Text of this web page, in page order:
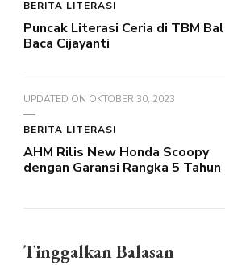
BERITA LITERASI
Puncak Literasi Ceria di TBM
Baca Cijayanti
UPDATED ON OKTOBER 30, 2023
BERITA LITERASI
AHM Rilis New Honda Scoopy
dengan Garansi Rangka 5 Tahun
Tinggalkan Balasan